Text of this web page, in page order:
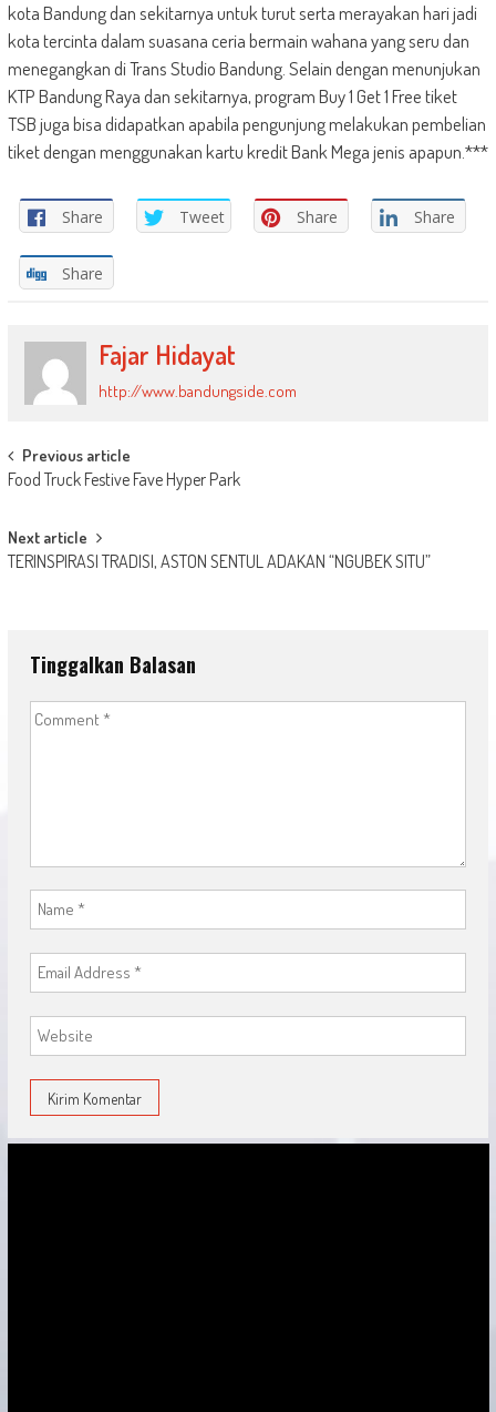
kota Bandung dan sekitarnya untuk turut serta merayakan hari jadi
kota tercinta dalam suasana ceria bermain wahana yang seru dan
menegangkan di Trans Studio Bandung. Selain dengan menunjukan
KTP Bandung Raya dan sekitarnya, program Buy 1 Get 1 Free tiket
TSB juga bisa didapatkan apabila pengunjung melakukan pembelian
tiket dengan menggunakan kartu kredit Bank Mega jenis apapun.***
Share Tweet Share Share
Share
Fajar Hidayat
http://www.bandungside.com
Post
navigation
Previous article
Food Truck Festive Fave Hyper Park
Next article
TERINSPIRASI TRADISI, ASTON SENTUL ADAKAN “NGUBEK SITU”
Tinggalkan Balasan